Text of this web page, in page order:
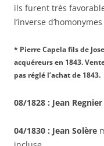
ils furent très
l’inverse
* Pierre Capela fils de
acquéreurs en 1843.
pas réglé l’achat de 1843.
08/1828 : Jean Regnier
04/1830 : Jean Solère